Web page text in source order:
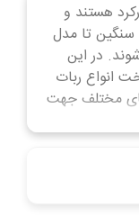
هستند و
تا مدل
در این
انواع ربات
مختلف جهت
این بخش
با انواع
کیت های